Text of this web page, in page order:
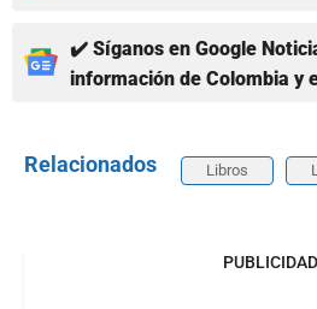
✔️ Síganos en Google
información de Colombia y
Relacionados Libros
PUBLICIDAD